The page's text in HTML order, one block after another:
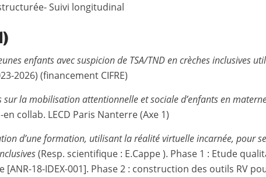
Suivi longitudinal
enfants avec suspicion de TSA/TND en crèches inclusives
2026) (financement CIFRE)
la mobilisation attentionnelle et sociale d’enfants en
collab. LECD Paris Nanterre (Axe 1)
d’une formation, utilisant la réalité virtuelle incarnée, pour
(Resp. scientifique : E.Cappe ). Phase 1 : Etude
[ANR-18-IDEX-001]. Phase 2 : construction des outils RV